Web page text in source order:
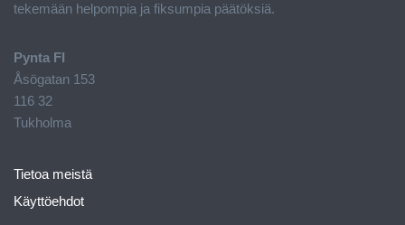
tekemään helpompia ja fiksumpia päätöksiä.
Pynta FI
Åsögatan 153
116 32
Tukholma
Tietoa meistä
Käyttöehdot